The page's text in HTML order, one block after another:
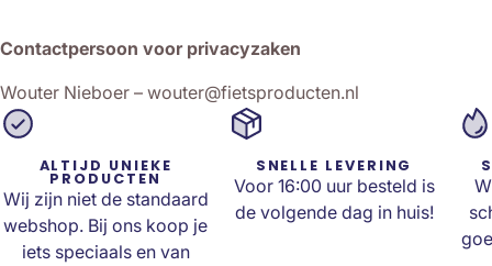
Contactpersoon voor privacyzaken
Wouter Nieboer – wouter@fietsproducten.nl
ALTIJD UNIEKE
PRODUCTEN
Wij zijn niet de standaard
webshop. Bij ons koop je
iets speciaals en van
SNELLE LEVERING
Voor 16:00 uur besteld is
de volgende dag in huis!